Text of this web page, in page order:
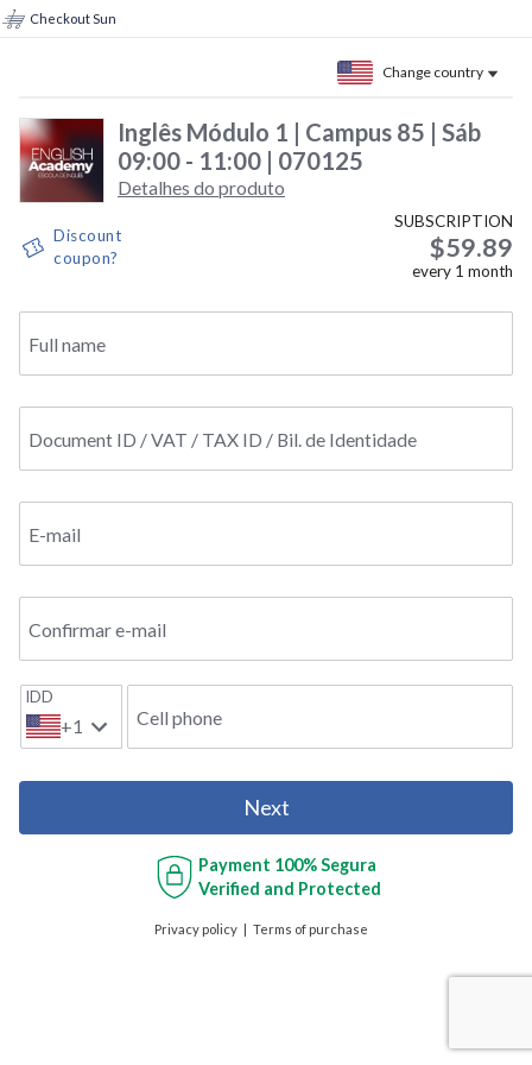
Checkout Sun
Change country
Inglês Módulo 1 | Campus 85 | Sáb
09:00 - 11:00 | 070125
Detalhes do produto
Discount
coupon?
SUBSCRIPTION
$59.89
every 1 month
Full name
Document ID / VAT / TAX ID / Bil. de Identidade
E-mail
Confirmar e-mail
IDD
+1 Cell phone
Next
Payment 100% Segura
Verified and Protected
Privacy policy Terms of purchase